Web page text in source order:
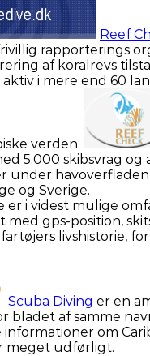
Reef
rapporterings
af koralrevs
aktiv i mere end 60
verden.
5.000 skibsvrag og
under
og Sverige.
er i videst mulige
gps-position,
livshistorie,
Scuba Diving er en
bladet af samme
om
meget udførligt.